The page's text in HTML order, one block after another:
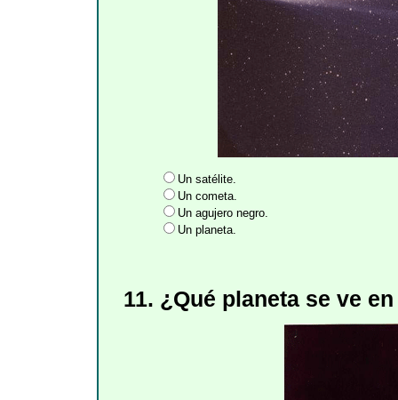
Un satélite.
Un cometa.
Un agujero negro.
Un planeta.
11. ¿Qué planeta se ve